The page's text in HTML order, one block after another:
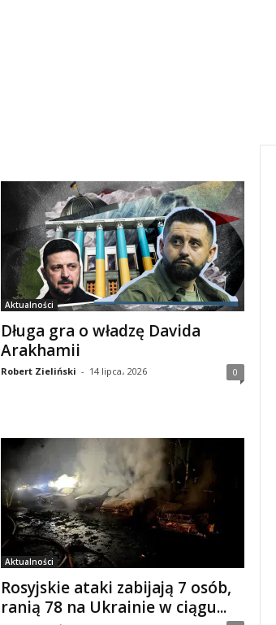
Aktualności
Długa gra o władzę Davida
Arakhamii
Robert Zieliński - 14 lipca، 2026 0
Aktualności
Rosyjskie ataki zabijają 7 osób,
ranią 78 na Ukrainie w ciągu...